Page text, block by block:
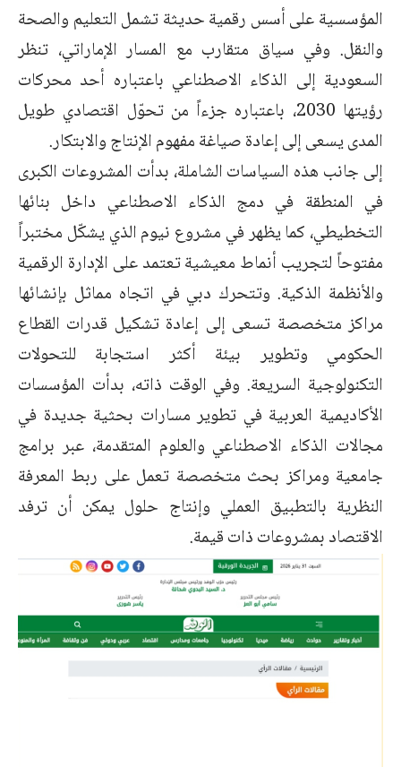
المؤسسية على أسس رقمية حديثة تشمل التعليم والصحة
والنقل. وفي سياق متقارب مع المسار الإماراتي، تنظر
السعودية إلى الذكاء الاصطناعي باعتباره أحد محركات
رؤيتها 2030، باعتباره جزءاً من تحوّل اقتصادي طويل
المدى يسعى إلى إعادة صياغة مفهوم الإنتاج والابتكار.
إلى جانب هذه السياسات الشاملة، بدأت المشروعات الكبرى
في المنطقة في دمج الذكاء الاصطناعي داخل بنائها
التخطيطي، كما يظهر في مشروع نيوم الذي يشكّل مختبراً
مفتوحاً لتجريب أنماط معيشية تعتمد على الإدارة الرقمية
والأنظمة الذكية. وتتحرك دبي في اتجاه مماثل بإنشائها
مراكز متخصصة تسعى إلى إعادة تشكيل قدرات القطاع
الحكومي وتطوير بيئة أكثر استجابة للتحولات
التكنولوجية السريعة. وفي الوقت ذاته، بدأت المؤسسات
الأكاديمية العربية في تطوير مسارات بحثية جديدة في
مجالات الذكاء الاصطناعي والعلوم المتقدمة، عبر برامج
جامعية ومراكز بحث متخصصة تعمل على ربط المعرفة
النظرية بالتطبيق العملي وإنتاج حلول يمكن أن ترفد
الاقتصاد بمشروعات ذات قيمة.